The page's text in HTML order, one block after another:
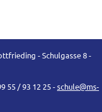
- Schulgasse 8 -
55 / 93 12 25 -schule@ms-